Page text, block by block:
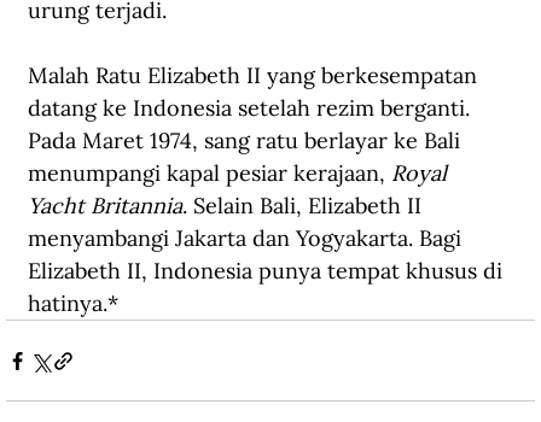
urung terjadi.
Malah Ratu Elizabeth II yang berkesempatan
datang ke Indonesia setelah rezim berganti.
Pada Maret 1974, sang ratu berlayar ke Bali
menumpangi kapal pesiar kerajaan, Royal
Yacht Britannia. Selain Bali, Elizabeth II
menyambangi Jakarta dan Yogyakarta. Bagi
Elizabeth II, Indonesia punya tempat khusus di
hatinya.*